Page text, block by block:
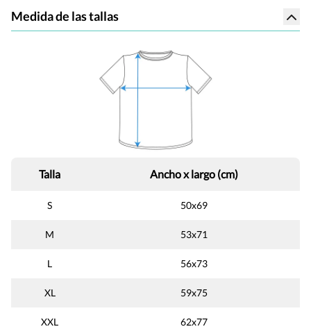
Medida de las tallas
Talla Ancho x largo (cm)
S 50x69
M 53x71
L 56x73
XL 59x75
XXL 62x77